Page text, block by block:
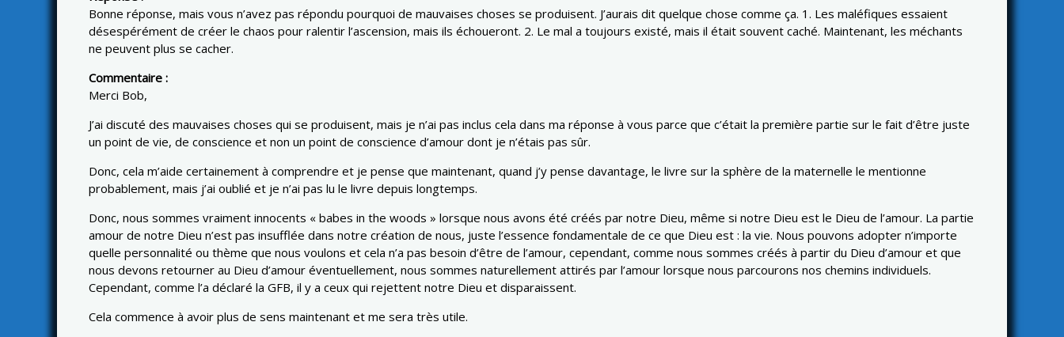
Bonne réponse, mais vous n’avez pas répondu pourquoi de mauvaises choses se produisent. J’aurais dit quelque chose comme ça. 1. Les maléfiques essaient
désespérément de créer le chaos pour ralentir l’ascension, mais ils échoueront. 2. Le mal a toujours existé, mais il était souvent caché. Maintenant, les méchants
ne peuvent plus se cacher.
Commentaire :
Merci Bob,
J’ai discuté des mauvaises choses qui se produisent, mais je n’ai pas inclus cela dans ma réponse à vous parce que c’était la première partie sur le fait d’être juste
un point de vie, de conscience et non un point de conscience d’amour dont je n’étais pas sûr.
Donc, cela m’aide certainement à comprendre et je pense que maintenant, quand j’y pense davantage, le livre sur la sphère de la maternelle le mentionne
probablement, mais j’ai oublié et je n’ai pas lu le livre depuis longtemps.
Donc, nous sommes vraiment innocents « babes in the woods » lorsque nous avons été créés par notre Dieu, même si notre Dieu est le Dieu de l’amour. La partie
amour de notre Dieu n’est pas insufflée dans notre création de nous, juste l’essence fondamentale de ce que Dieu est : la vie. Nous pouvons adopter n’importe
quelle personnalité ou thème que nous voulons et cela n’a pas besoin d’être de l’amour, cependant, comme nous sommes créés à partir du Dieu d’amour et que
nous devons retourner au Dieu d’amour éventuellement, nous sommes naturellement attirés par l’amour lorsque nous parcourons nos chemins individuels.
Cependant, comme l’a déclaré la GFB, il y a ceux qui rejettent notre Dieu et disparaissent.
Cela commence à avoir plus de sens maintenant et me sera très utile.